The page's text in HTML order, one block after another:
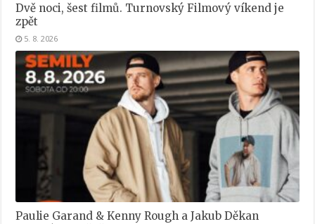
Dvě noci, šest filmů. Turnovský Filmový víkend je
zpět
5. 8. 2026
Paulie Garand & Kenny Rough a Jakub Děkan